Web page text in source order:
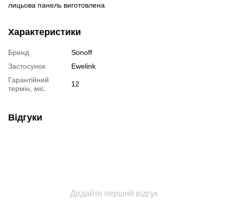
лицьова панель виготовлена
Характеристики
Бренд
Sonoff
Застосунок
Ewelink
Гарантійний
термін, міс.
12
Відгуки
Додайте перший відгук